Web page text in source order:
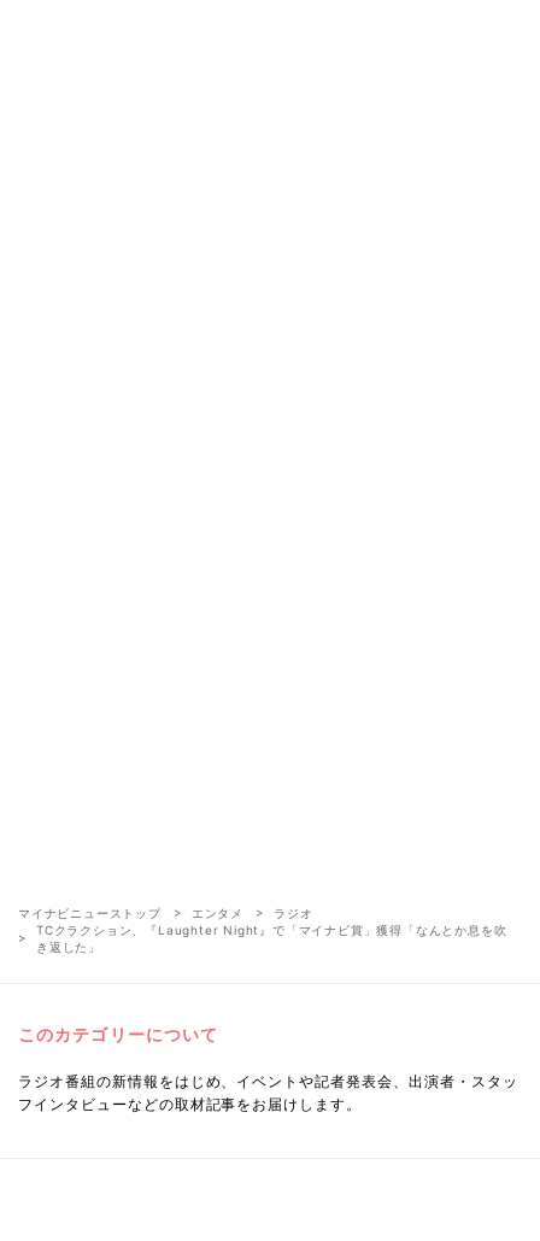
マイナビニューストップ エンタメ
ラジオ
TCクラクション、『Laughter Night』で「マイナビ賞」獲得「なんとか息を吹
き返した」
このカテゴリーについて
ラジオ番組の新情報をはじめ、イベントや記者発表会、出演者・スタッ
フインタビューなどの取材記事をお届けします。